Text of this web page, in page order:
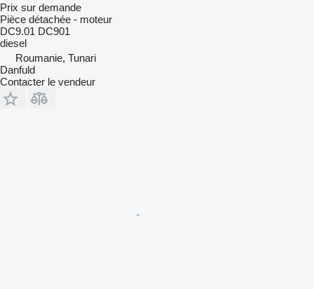
Prix sur demande
Pièce détachée - moteur
DC9.01 DC901
diesel
Roumanie, Tunari
Danfuld
Contacter le vendeur